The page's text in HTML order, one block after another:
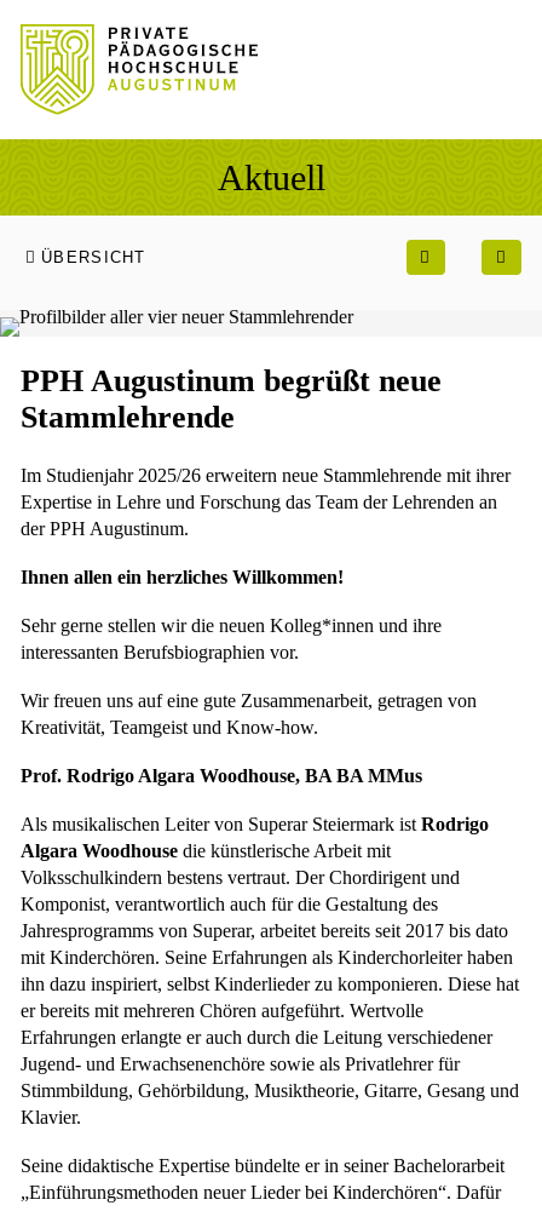
Sprung zum Hauptinhalt
Sprung zur Fusszeile
Aktuell
ÜBERSICHT
PPH Augustinum begrüßt neue
Stammlehrende
Im Studienjahr 2025/26 erweitern neue Stammlehrende mit ihrer
Expertise in Lehre und Forschung das Team der Lehrenden an
der PPH Augustinum.
Ihnen allen ein herzliches Willkommen!
Sehr gerne stellen wir die neuen Kolleg*innen und ihre
interessanten Berufsbiographien vor.
Wir freuen uns auf eine gute Zusammenarbeit, getragen von
Kreativität, Teamgeist und Know-how.
Prof. Rodrigo Algara Woodhouse, BA BA MMus
Als musikalischen Leiter von Superar Steiermark ist Rodrigo
Algara Woodhouse die künstlerische Arbeit mit
Volksschulkindern bestens vertraut. Der Chordirigent und
Komponist, verantwortlich auch für die Gestaltung des
Jahresprogramms von Superar, arbeitet bereits seit 2017 bis dato
mit Kinderchören. Seine Erfahrungen als Kinderchorleiter haben
ihn dazu inspiriert, selbst Kinderlieder zu komponieren. Diese hat
er bereits mit mehreren Chören aufgeführt. Wertvolle
Erfahrungen erlangte er auch durch die Leitung verschiedener
Jugend- und Erwachsenenchöre sowie als Privatlehrer für
Stimmbildung, Gehörbildung, Musiktheorie, Gitarre, Gesang und
Klavier.
Seine didaktische Expertise bündelte er in seiner Bachelorarbeit
„Einführungsmethoden neuer Lieder bei Kinderchören“. Dafür